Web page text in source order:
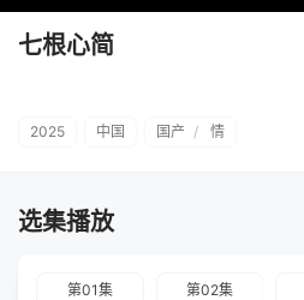
七根心简
2025 中国 国产 / 情
选集播放
第01集 第02集